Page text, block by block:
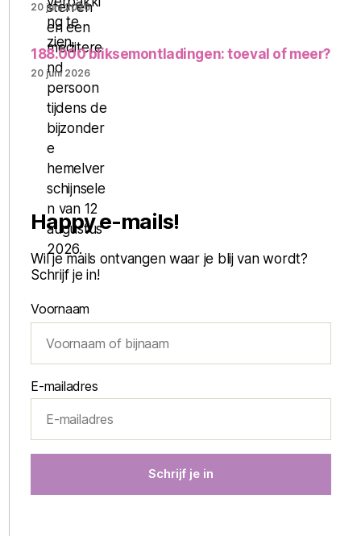
20 juni 2026
188.000 bliksemontladingen: toeval of meer?
20 juni 2026
Happy e-mails!
Wil je mails ontvangen waar je blij van wordt?
Schrijf je in!
Voornaam
E-mailadres